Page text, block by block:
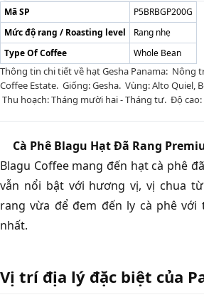
Mã SP
P5BRBGP200G
Mức độ rang / Roasting level
Rang nhẹ
Type Of Coffee
Whole Bean
Thông tin chi tiết về hạt Gesha Panama: Nông
Coffee Estate. Giống: Gesha. Vùng: Alto Quiel,
Thu hoạch: Tháng mười hai - Tháng tư. Độ cao:
Cà Phê Blagu Hạt Đã Rang
Blagu Coffee mang đến hạt cà phê
vẫn nổi bật với hương vị, vị chua
rang vừa để đem đến ly cà phê với
nhất.
Vị trí địa lý đặc biệt của